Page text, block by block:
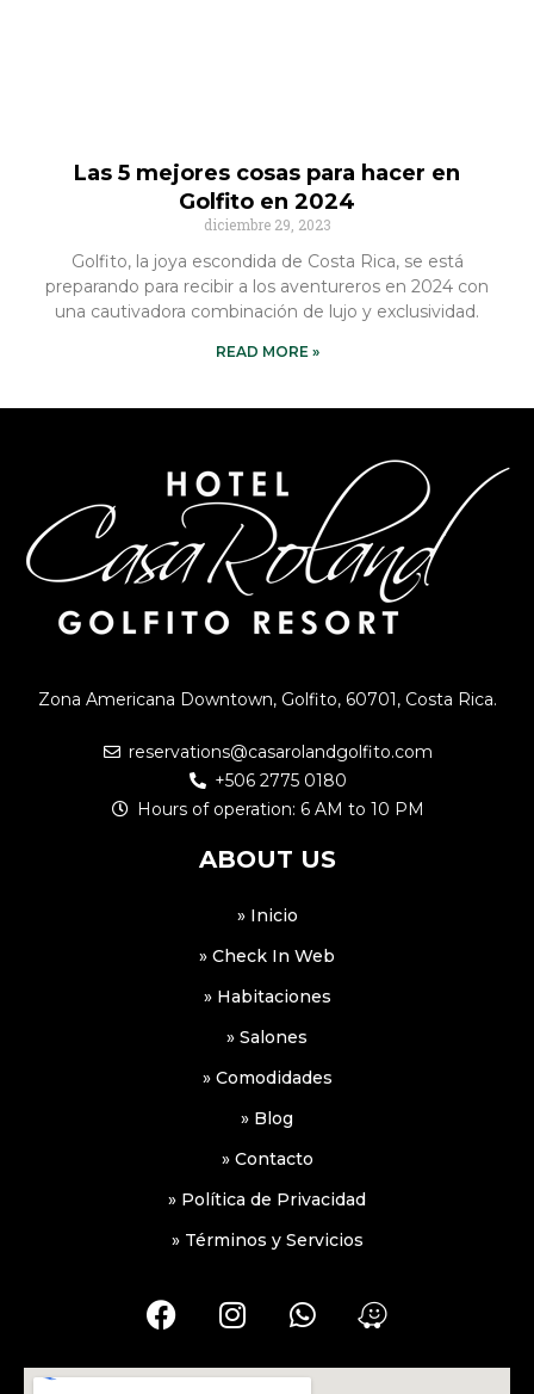
Las 5 mejores cosas para hacer en
Golfito en 2024
diciembre 29, 2023
Golfito, la joya escondida de Costa Rica, se está
preparando para recibir a los aventureros en 2024 con
una cautivadora combinación de lujo y exclusividad.
READ MORE »
Zona Americana Downtown, Golfito, 60701, Costa Rica.
reservations@casarolandgolfito.com
+506 2775 0180
Hours of operation: 6 AM to 10 PM
ABOUT US
» Inicio
» Check In Web
» Habitaciones
» Salones
» Comodidades
» Blog
» Contacto
» Política de Privacidad
» Términos y Servicios
F
a
I
n
W
h
W
a